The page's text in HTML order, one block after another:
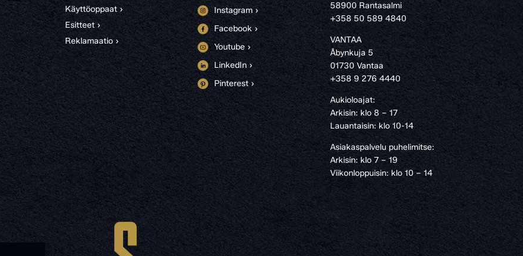
Käyttöoppaat ›
Esitteet ›
Reklamaatio ›
Instagram ›
Facebook ›
Youtube ›
LinkedIn ›
Pinterest ›
58900 Rantasalmi
+358 50 589 4840
VANTAA
Åbynkuja 5
01730 Vantaa
+358 9 276 4440
Aukioloajat:
Arkisin: klo 8 – 17
Lauantaisin: klo 10-14
Asiakaspalvelu puhelimitse:
Arkisin: klo 7 – 19
Viikonloppuisin: klo 10 – 14